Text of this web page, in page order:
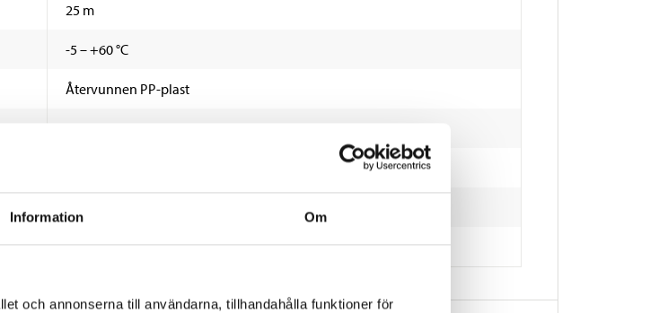
Information Om
och annonserna till användarna, tillhandahålla funktioner för
25 m
-5 – +60 °C
Återvunnen PP-plast
- 5 °C (2)
+ 60 °C (1)